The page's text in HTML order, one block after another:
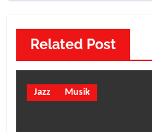
Related Post
Jazz Musik